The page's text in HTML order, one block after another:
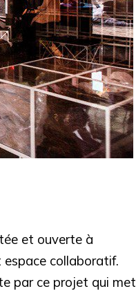
et ouverte à
espace collaboratif.
par ce projet qui met